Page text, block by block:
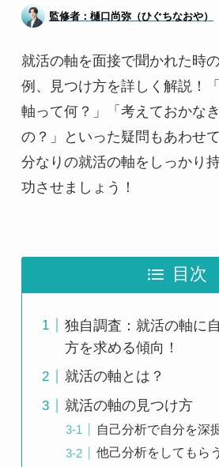
監修者：樋口尚弥（ひぐちなおや）
就活の軸を面接で聞かれた時
例、見つけ方を詳しく解説！
軸って何？」「考えておかな
の？」といった疑問もあわせ
分なりの就活の軸をしっかり
功させましょう！
目次
独自調査：就活の軸に
方を求める傾向！
就活の軸とは？
就活の軸の見つけ方
自己分析で自分を深
他己分析をしてもらう